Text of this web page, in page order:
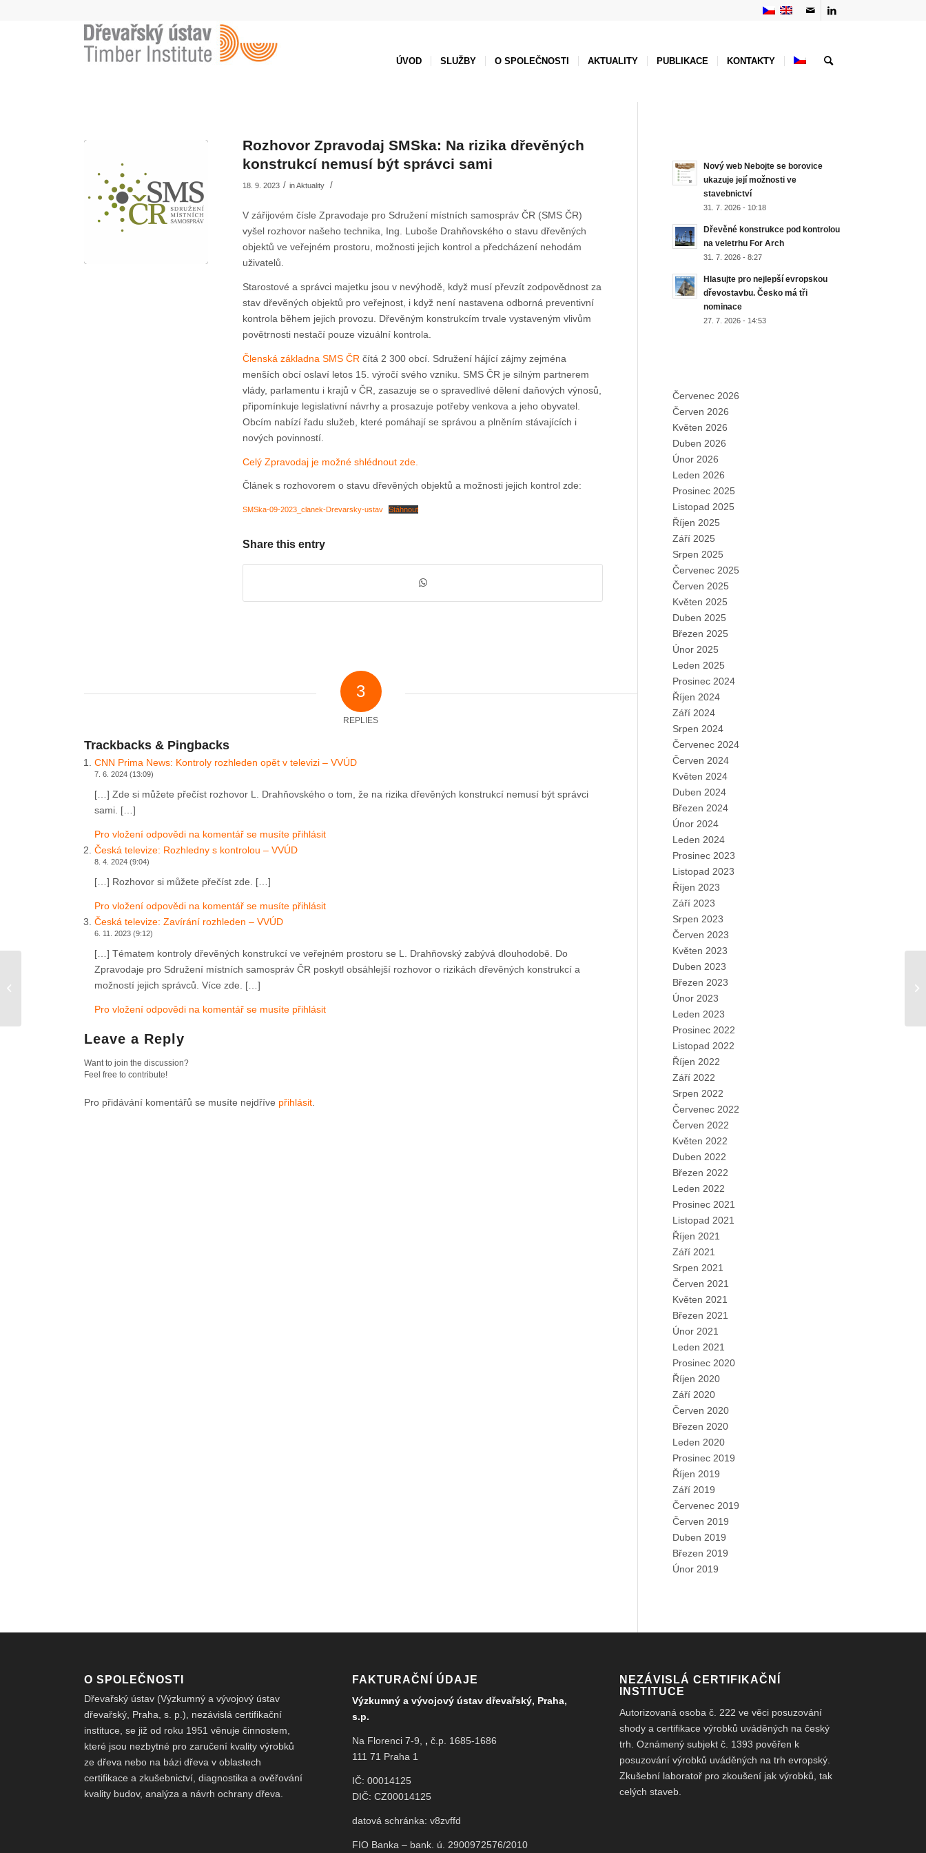
ÚVOD SLUŽBY O SPOLEČNOSTI AKTUALITY PUBLIKACE KONTAKTY
Rozhovor Zpravodaj SMSka: Na rizika dřevěných
konstrukcí nemusí být správci sami
18. 9. 2023 / inAktuality /
V zářijovém čísle Zpravodaje pro Sdružení místních samospráv ČR (SMS ČR)
vyšel rozhovor našeho technika, Ing. Luboše Drahňovského o stavu dřevěných
objektů ve veřejném prostoru, možnosti jejich kontrol a předcházení nehodám
uživatelů.
Starostové a správci majetku jsou v nevýhodě, když musí převzít zodpovědnost za
stav dřevěných objektů pro veřejnost, i když není nastavena odborná preventivní
kontrola během jejich provozu. Dřevěným konstrukcím trvale vystaveným vlivům
povětrnosti nestačí pouze vizuální kontrola.
Členská základna SMS ČR čítá 2 300 obcí. Sdružení hájící zájmy zejména
menších obcí oslaví letos 15. výročí svého vzniku. SMS ČR je silným partnerem
vlády, parlamentu i krajů v ČR, zasazuje se o spravedlivé dělení daňových výnosů,
připomínkuje legislativní návrhy a prosazuje potřeby venkova a jeho obyvatel.
Obcím nabízí řadu služeb, které pomáhají se správou a plněním stávajících i
nových povinností.
Celý Zpravodaj je možné shlédnout zde.
Článek s rozhovorem o stavu dřevěných objektů a možnosti jejich kontrol zde:
SMSka-09-2023_clanek-Drevarsky-ustav Stáhnout
Share this entry
3
REPLIES
Trackbacks & Pingbacks
CNN Prima News: Kontroly rozhleden opět v televizi – VVÚD
7. 6. 2024 (13:09)
[…] Zde si můžete přečíst rozhovor L. Drahňovského o tom, že na rizika dřevěných konstrukcí nemusí být správci
sami. […]
Pro vložení odpovědi na komentář se musíte přihlásit
Česká televize: Rozhledny s kontrolou – VVÚD
8. 4. 2024 (9:04)
[…] Rozhovor si můžete přečíst zde. […]
Pro vložení odpovědi na komentář se musíte přihlásit
Česká televize: Zavírání rozhleden – VVÚD
6. 11. 2023 (9:12)
[…] Tématem kontroly dřevěných konstrukcí ve veřejném prostoru se L. Drahňovský zabývá dlouhodobě. Do
Zpravodaje pro Sdružení místních samospráv ČR poskytl obsáhlejší rozhovor o rizikách dřevěných konstrukcí a
možností jejich správců. Více zde. […]
Pro vložení odpovědi na komentář se musíte přihlásit
Leave a Reply
Want to join the discussion?
Feel free to contribute!
Pro přidávání komentářů se musíte nejdříve přihlásit
Nový web Nebojte se borovice
ukazuje její možnosti ve
stavebnictví
31. 7. 2026 - 10:18
Dřevěné konstrukce pod kontrolou
na veletrhu For Arch
31. 7. 2026 - 8:27
Hlasujte pro nejlepší evropskou
dřevostavbu. Česko má tři
nominace
27. 7. 2026 - 14:53
Červenec 2026
Červen 2026
Květen 2026
Duben 2026
Únor 2026
Leden 2026
Prosinec 2025
Listopad 2025
Říjen 2025
Září 2025
Srpen 2025
Červenec 2025
Červen 2025
Květen 2025
Duben 2025
Březen 2025
Únor 2025
Leden 2025
Prosinec 2024
Říjen 2024
Září 2024
Srpen 2024
Červenec 2024
Červen 2024
Květen 2024
Duben 2024
Březen 2024
Únor 2024
Leden 2024
Prosinec 2023
Listopad 2023
Říjen 2023
Září 2023
Srpen 2023
Červen 2023
Květen 2023
Duben 2023
Březen 2023
Únor 2023
Leden 2023
Prosinec 2022
Listopad 2022
Říjen 2022
Září 2022
Srpen 2022
Červenec 2022
Červen 2022
Květen 2022
Duben 2022
Březen 2022
Leden 2022
Prosinec 2021
Listopad 2021
Říjen 2021
Září 2021
Srpen 2021
Červen 2021
Květen 2021
Březen 2021
Únor 2021
Leden 2021
Prosinec 2020
Říjen 2020
Září 2020
Červen 2020
Březen 2020
Leden 2020
Prosinec 2019
Říjen 2019
Září 2019
Červenec 2019
Červen 2019
Duben 2019
Březen 2019
Únor 2019
O SPOLEČNOSTI
Dřevařský ústav (Výzkumný a vývojový ústav
dřevařský, Praha, s. p.), nezávislá certifikační
instituce, se již od roku 1951 věnuje činnostem,
které jsou nezbytné pro zaručení kvality výrobků
ze dřeva nebo na bázi dřeva v oblastech
certifikace a zkušebnictví, diagnostika a ověřování
kvality budov, analýza a návrh ochrany dřeva.
FAKTURAČNÍ ÚDAJE
Výzkumný a vývojový ústav dřevařský, Praha,
s.p.
Na Florenci 7-9, , č.p. 1685-1686
111 71 Praha 1
IČ: 00014125
DIČ: CZ00014125
datová schránka: v8zvffd
FIO Banka – bank. ú. 2900972576/2010
NEZÁVISLÁ CERTIFIKAČNÍ
INSTITUCE
Autorizovaná osoba č. 222 ve věci posuzování
shody a certifikace výrobků uváděných na český
trh. Oznámený subjekt č. 1393 pověřen k
posuzování výrobků uváděných na trh evropský.
Zkušební laboratoř pro zkoušení jak výrobků, tak
celých staveb.
Malé požární zkoušky,